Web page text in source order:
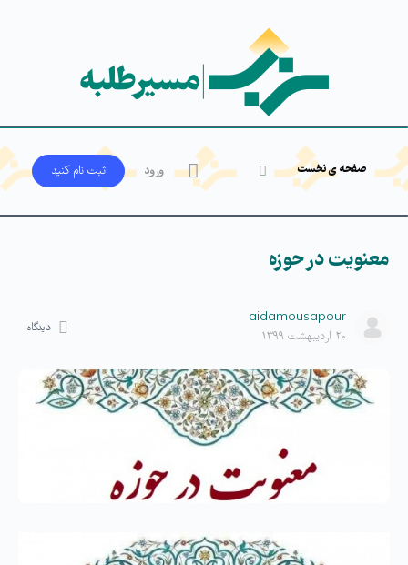
صفحه ی نخست ورود ثبت‌ نام کنید
معنویت در حوزه
aidamousapour
۲۰ اردیبهشت ۱۳۹۹
دیدگاه